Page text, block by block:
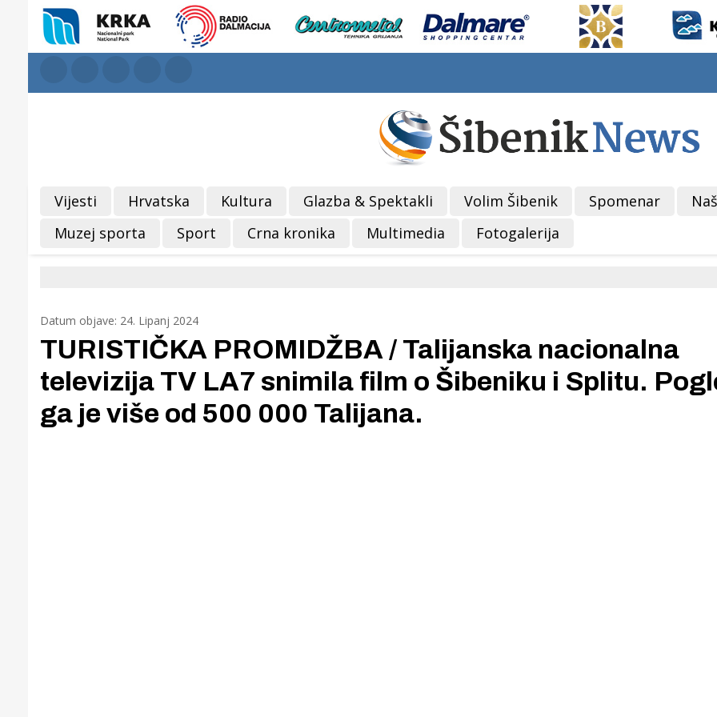
Vijesti Hrvatska Kultura Glazba & Spektakli Volim Šibenik Spomenar
Muzej sporta
Sport Crna kronika Multimedia Fotogalerija
Datum objave: 24. Lipanj 2024
TURISTIČKA PROMIDŽBA / Talijanska nacionalna
televizija TV LA7 snimila film o Šibeniku i Splitu.
ga je više od 500 000 Talijana.